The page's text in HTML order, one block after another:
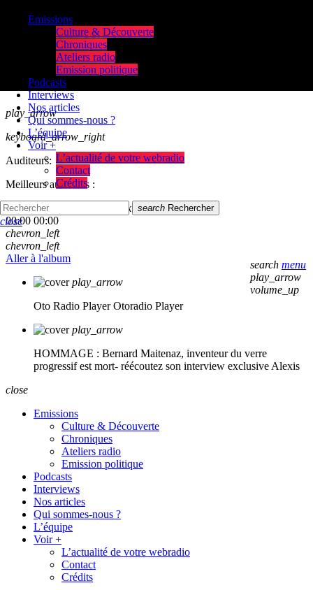
play_arrow
keyboard_arrow_right
Auditeurs:
Meilleurs auditeurs :
skip_previous
skip_next
00:00 00:00
chevron_left
chevron_left
Aller à l'album
play_arrow
Oto Radio Player Otoradio Player
play_arrow
HOMMAGE : Bernard Maitenaz, inventeur du verre
progressif est mort- réécoutez son interview exclusive Alexis
Emissions
Culture & Découverte
Chroniques
Ateliers radio
Emission politique
Podcasts
Interviews
Nos articles
Qui sommes-nous ?
L’équipe
Voir +
L’actualité de votre webradio
Contact
Crédits
search menu
play_arrow
volume_up
search Rechercher
close
close
Emissions
Culture & Découverte
Chroniques
Ateliers radio
Emission politique
Podcasts
Interviews
Nos articles
Qui sommes-nous ?
L’équipe
Voir +
L’actualité de votre webradio
Contact
Crédits